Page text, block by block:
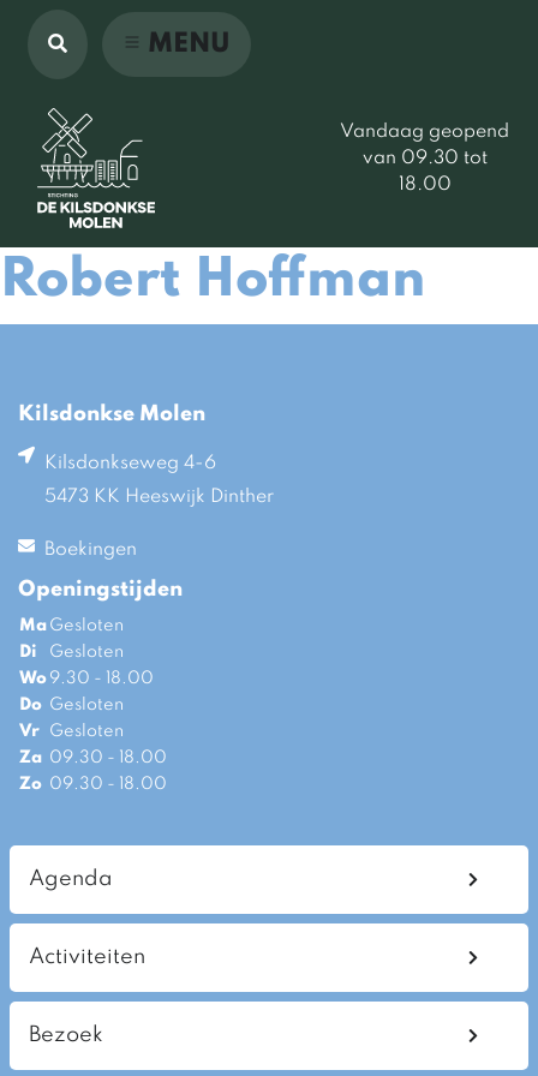
MENU
Vandaag geopend
van 09.30 tot
18.00
Robert Hoffman
Kilsdonkse Molen
Kilsdonkseweg 4-6
5473 KK Heeswijk Dinther
Boekingen
Openingstijden
Ma Gesloten
Di
Gesloten
Wo 9.30 - 18.00
Do Gesloten
Vr
Gesloten
Za 09.30 - 18.00
Zo 09.30 - 18.00
Agenda
Activiteiten
Bezoek